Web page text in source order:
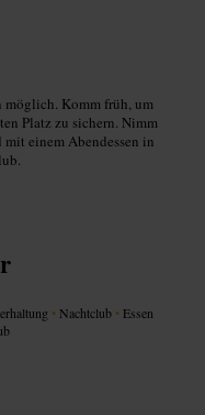
möglich. Komm früh, um
Platz zu sichern. Nimm
einem Abendessen in
• Nachtclub • Essen